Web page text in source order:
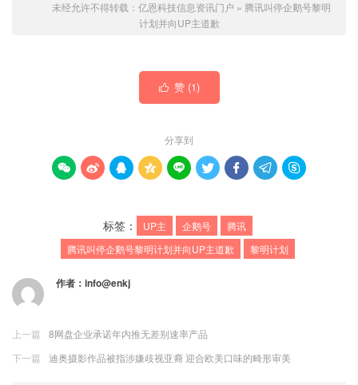
未经允许不得转载： 亿恩科技信息资讯门户 » 腾讯叫停企鹅号黎明
计划并向UP主道歉
 赞 (1)
分享到
        
标签： UP主 企鹅号
腾讯
腾讯叫停企鹅号黎明计划并向UP主道歉
黎明计划
作者： info@enkj
上一篇
8网盘企业承诺年内推无差别速率产品
下一篇
迪奥摄影作品被指涉嫌歧视亚裔 迎合欧美口味的畸形审美